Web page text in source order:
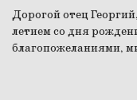
Дорогой отец
летием со дня
благопожеланиями,